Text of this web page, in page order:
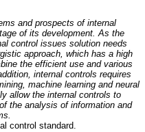
and prospects of internal
of its development. As the
control issues solution needs
approach, which has a high
the efficient use and various
internal controls requires
machine learning and neural
allow the internal controls to
the analysis of information and
control standard.